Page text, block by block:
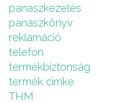
panaszkezelés
panaszkönyv
reklamáció
telefon
termékbiztonság
termék cimke
THM